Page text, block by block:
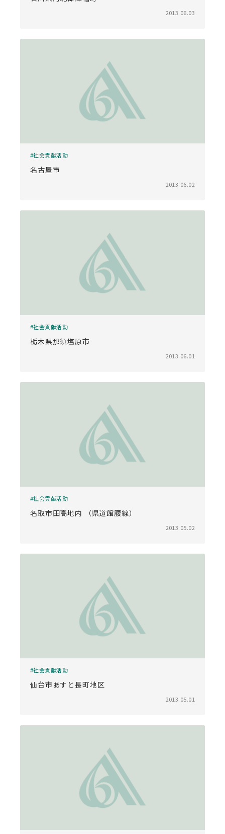
2013.06.03
社会貢献活動
名古屋市
2013.06.02
社会貢献活動
栃木県那須塩原市
2013.06.01
社会貢献活動
名取市田高地内 （県道館腰線）
2013.05.02
社会貢献活動
仙台市あすと長町地区
2013.05.01